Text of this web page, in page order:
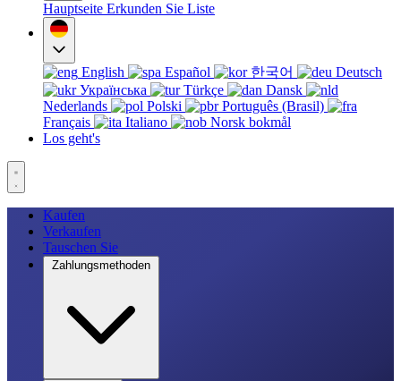
Hauptseite Erkunden Sie Liste
English Español 한국어
Deutsch
Українська
Türkçe
Dansk
Nederlands
Polski
Português (Brasil)
Français
Italiano
Norsk bokmål
Los geht's
Kaufen
Verkaufen
Tauschen Sie
Zahlungsmethoden